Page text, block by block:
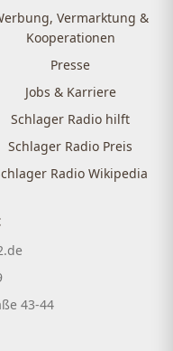
Vermarktung &
Kooperationen
Presse
Jobs & Karriere
Schlager Radio hilft
Schlager Radio Preis
Radio Wikipedia
43-44